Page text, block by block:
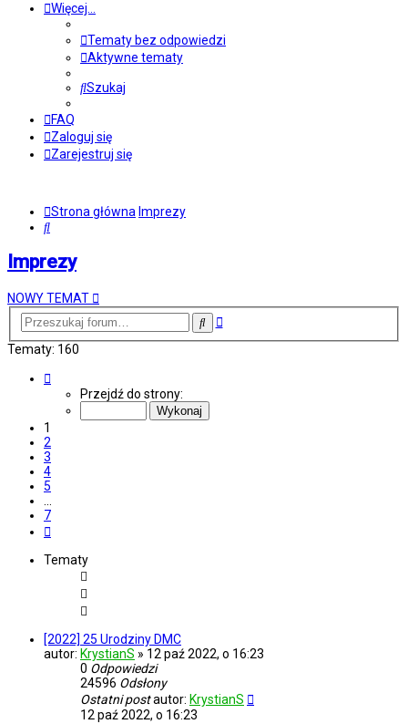
Więcej…
Tematy bez odpowiedzi
Aktywne tematy
Szukaj
FAQ
Zaloguj się
Zarejestruj się
Strona główna Imprezy
Szukaj
Imprezy
NOWY TEMAT
SzukajWyszukiwanie
Tematy: 160
Przejdź do strony:
1
2
3
4
5
…
7
Tematy
[2022] 25 Urodziny DMC
autor: KrystianS » 12 paź 2022, o 16:23
0 Odpowiedzi
24596 Odsłony
Ostatni postautor: KrystianS
12 paź 2022, o 16:23